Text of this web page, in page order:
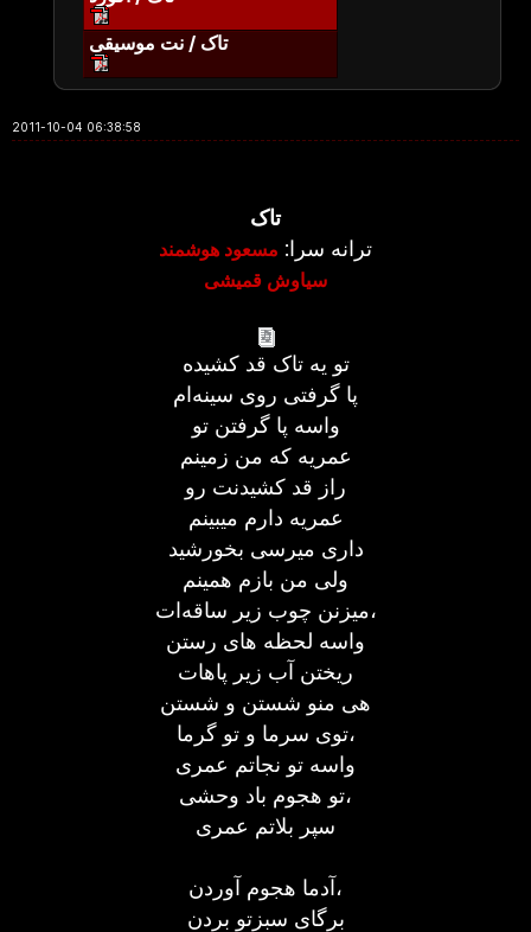
تاک / نت موسیقی
2011-10-04 06:38:58
تاک
ترانه سرا: مسعود هوشمند
سیاوش قمیشی
تو یه تاک قد کشیده
پا گرفتی روی سینه‌ام
واسه پا گرفتن تو
عمریه که من زمینم
راز قد کشیدنت رو
عمریه دارم میبینم
داری میرسی بخورشید
ولی من بازم همینم
میزنن چوب زیر ساقه‌ات،
واسه لحظه های رستن
ریختن آب زیر پاهات
هی منو شستن و شستن
توی سرما و تو گرما،
واسه تو نجاتم عمری
تو هجوم باد وحشی،
سپر بلاتم عمری
آدما هجوم آوردن،
برگای سبزتو بردن